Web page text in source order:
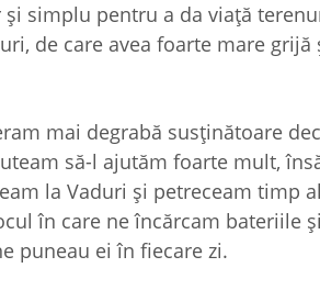
și simplu pentru a da viață
de care avea foarte mare
mai degrabă susținătoare
să-l ajutăm foarte mult,
la Vaduri și petreceam timp
în care ne încărcam bateriile
puneau ei